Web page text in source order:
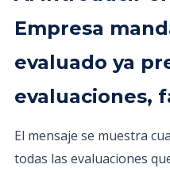
Empresa
evaluado ya
evaluaciones,
El mensaje se muestra
todas las evaluaciones